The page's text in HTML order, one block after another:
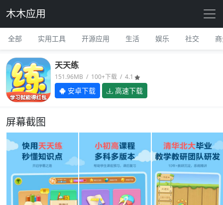
木木应用
全部 实用工具 开源应用 生活 娱乐 社交
天天练
151.96MB / 100+下载 / 4.1
安卓下载 高速下载
屏幕截图